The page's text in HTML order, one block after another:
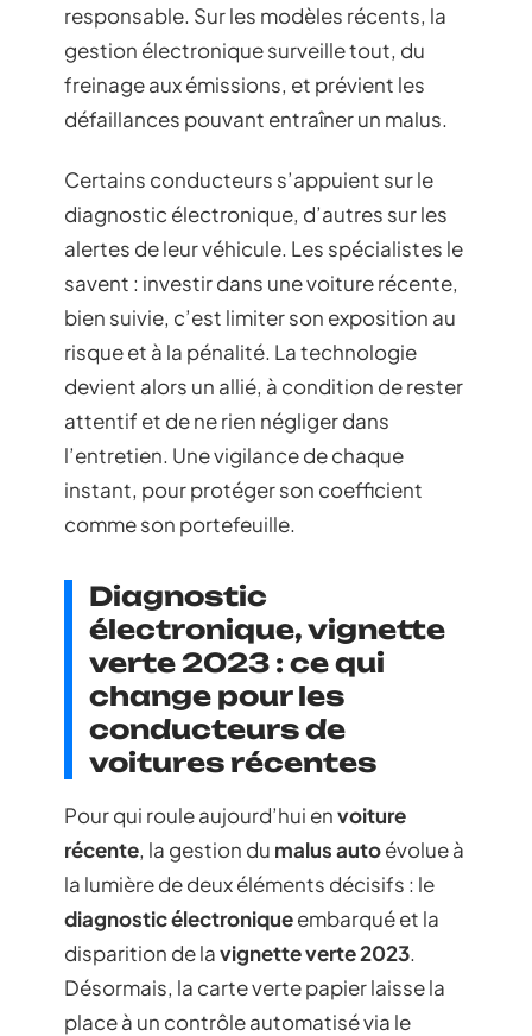
responsable. Sur les modèles récents, la
gestion électronique surveille tout, du
freinage aux émissions, et prévient les
défaillances pouvant entraîner un malus.
Certains conducteurs s’appuient sur le
diagnostic électronique, d’autres sur les
alertes de leur véhicule. Les spécialistes le
savent : investir dans une voiture récente,
bien suivie, c’est limiter son exposition au
risque et à la pénalité. La technologie
devient alors un allié, à condition de rester
attentif et de ne rien négliger dans
l’entretien. Une vigilance de chaque
instant, pour protéger son coefficient
comme son portefeuille.
Diagnostic
électronique, vignette
verte 2023 : ce qui
change pour les
conducteurs de
voitures récentes
Pour qui roule aujourd’hui envoiture
récente, la gestion du malus autoévolue à
la lumière de deux éléments décisifs : le
diagnostic électroniqueembarqué et la
disparition de lavignette verte 2023.
Désormais, la carte verte papier laisse la
place à un contrôle automatisé via le